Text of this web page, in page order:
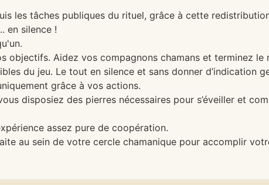
les tâches publiques du rituel, grâce à cette
en silence !
objectifs. Aidez vos compagnons chamans et terminez le
du jeu. Le tout en silence et sans donner d’indication
grâce à vos actions.
disposiez des pierres nécessaires pour s’éveiller et
assez pure de coopération.
au sein de votre cercle chamanique pour accomplir